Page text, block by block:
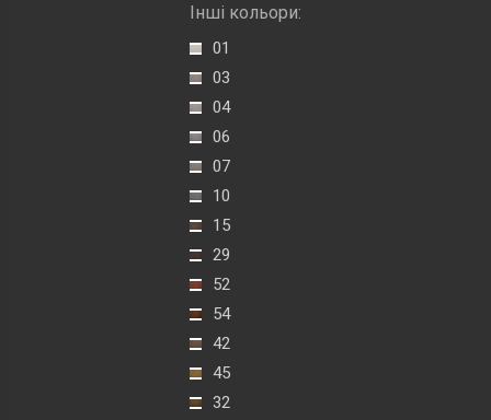
Інші кольори:
01
03
04
06
07
10
15
29
52
54
42
45
32